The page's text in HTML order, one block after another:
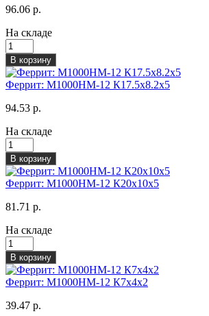
96.06 р.
На складе
В корзину
Феррит: М1000НМ-12 К17.5х8.2х5
94.53 р.
На складе
В корзину
Феррит: М1000НМ-12 К20х10х5
81.71 р.
На складе
В корзину
Феррит: М1000НМ-12 К7х4х2
39.47 р.